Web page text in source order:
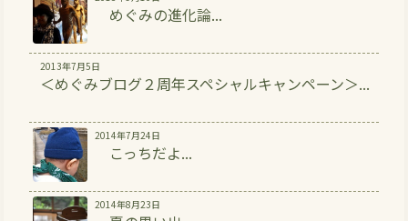
めぐみの進化論...
2013年7月5日
＜めぐみブログ２周年スペシャルキャンペーン＞...
2014年7月24日
こっちだよ...
2014年8月23日